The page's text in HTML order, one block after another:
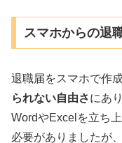
スマホからの退
退職届をスマホで作
られない自由さにあ
WordやExcelを立ち
必要がありましたが